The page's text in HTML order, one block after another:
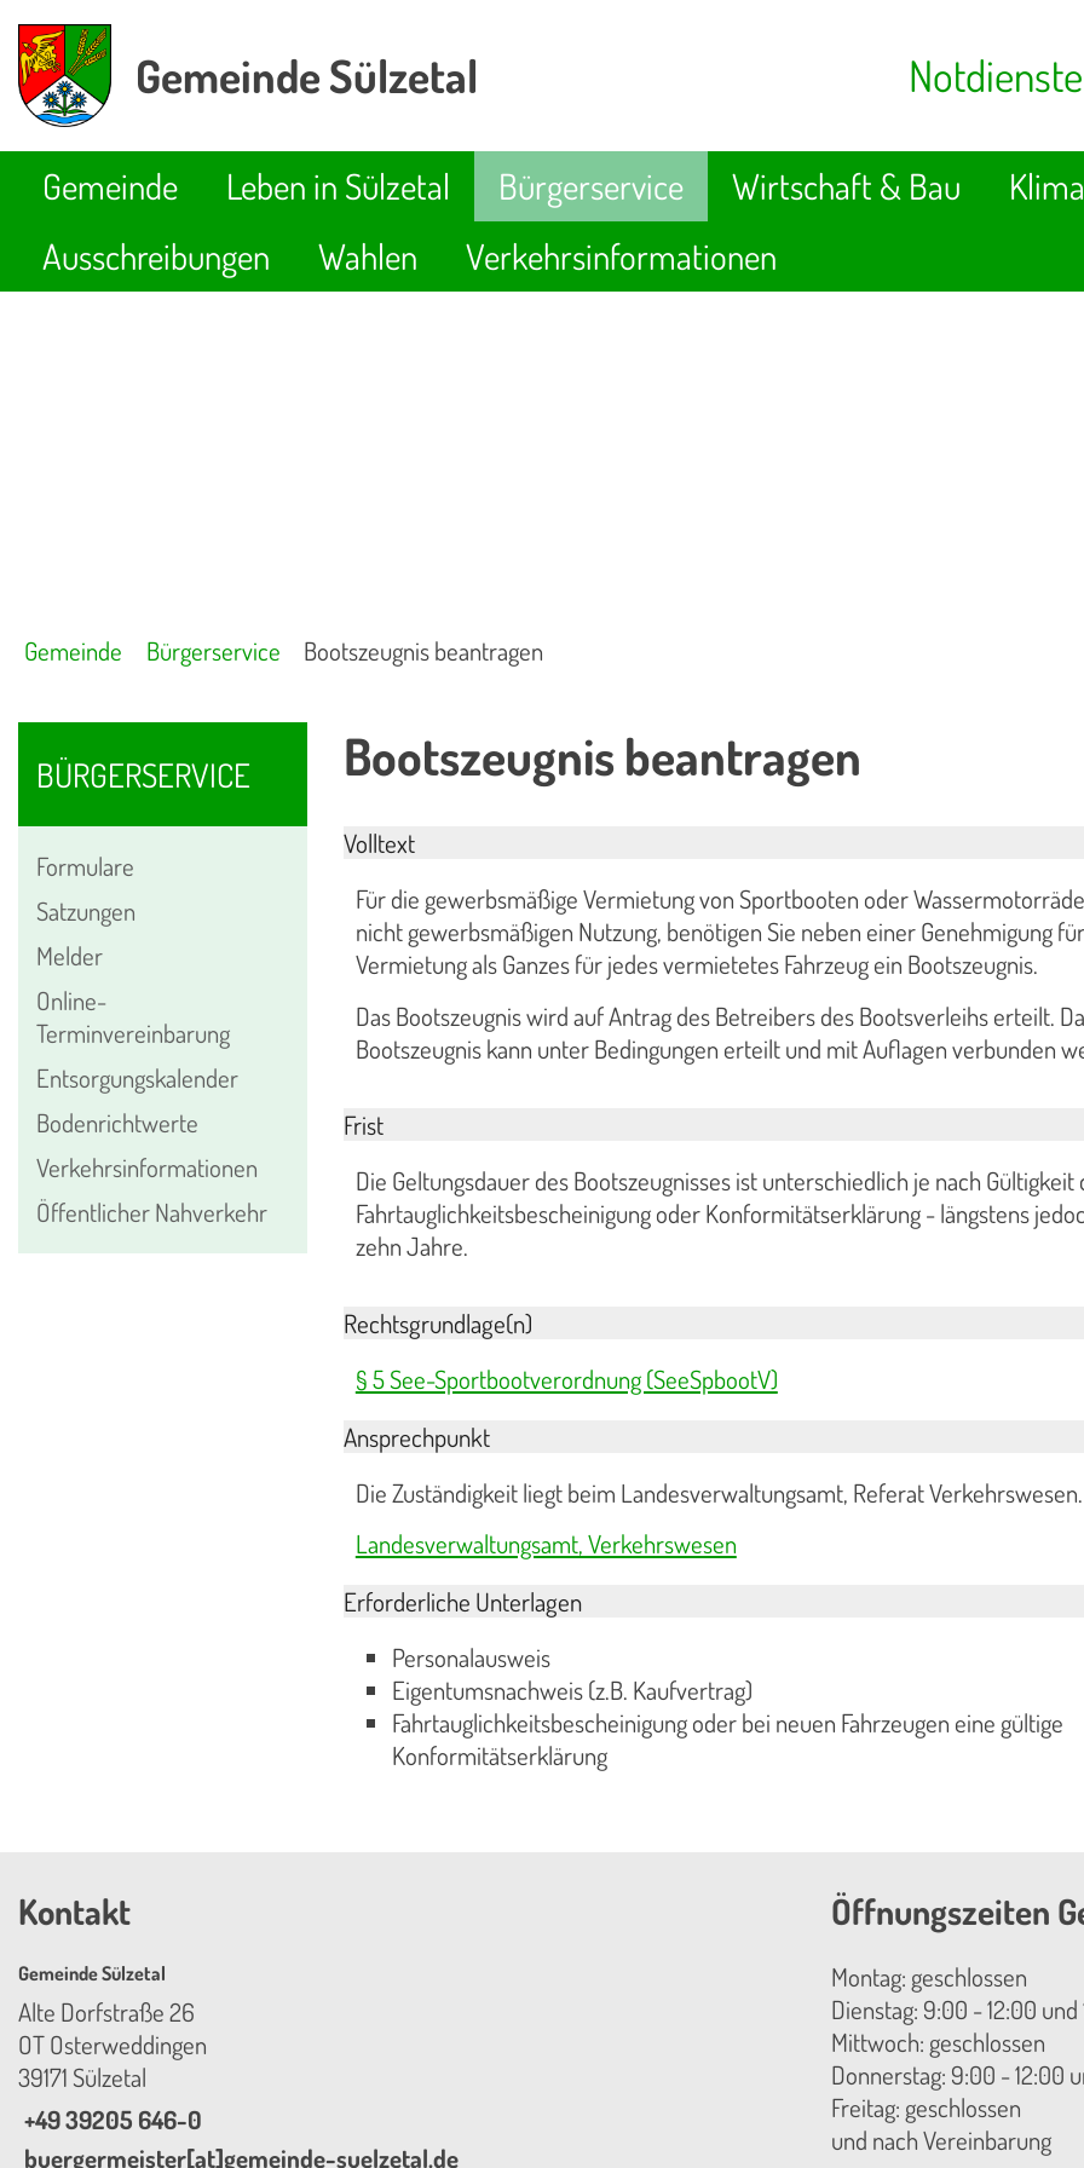
Gemeinde Sülzetal Notdienste
Gemeinde Leben in Sülzetal Bürgerservice Wirtschaft & Bau
Ausschreibungen
Wahlen Verkehrsinformationen
Gemeinde Bürgerservice Bootszeugnis beantragen
BÜRGERSERVICE
Formulare
Satzungen
Melder
Online-
Terminvereinbarung
Entsorgungskalender
Bodenrichtwerte
Verkehrsinformationen
Öffentlicher Nahverkehr
Bootszeugnis beantragen
Volltext
Für die gewerbsmäßige Vermietung von Sportbooten oder
nicht gewerbsmäßigen Nutzung, benötigen Sie neben einer Genehmigung
Vermietung als Ganzes für jedes vermietetes Fahrzeug ein Bootszeugnis.
Das Bootszeugnis wird auf Antrag des Betreibers des Bootsverleihs erteilt.
Bootszeugnis kann unter Bedingungen erteilt und mit Auflagen verbunden
Frist
Die Geltungsdauer des Bootszeugnisses ist unterschiedlich je nach Gültigkeit
Fahrtauglichkeitsbescheinigung oder Konformitätserklärung - längstens
zehn Jahre.
Rechtsgrundlage(n)
§ 5 See-Sportbootverordnung (SeeSpbootV)
Ansprechpunkt
Die Zuständigkeit liegt beim Landesverwaltungsamt, Referat Verkehrswesen.
Landesverwaltungsamt, Verkehrswesen
Erforderliche Unterlagen
Personalausweis
Eigentumsnachweis (z.B. Kaufvertrag)
Fahrtauglichkeitsbescheinigung oder bei neuen Fahrzeugen eine gültige
Konformitätserklärung
Kontakt
Gemeinde Sülzetal
Alte Dorfstraße 26
OT Osterweddingen
39171 Sülzetal
+49 39205 646-0
buergermeister[at]gemeinde-suelzetal.de
Öffnungszeiten
Montag: geschlossen
Dienstag: 9:00 - 12:00
Mittwoch: geschlossen
Donnerstag: 9:00 - 12:00
Freitag: geschlossen
und nach Vereinbarung